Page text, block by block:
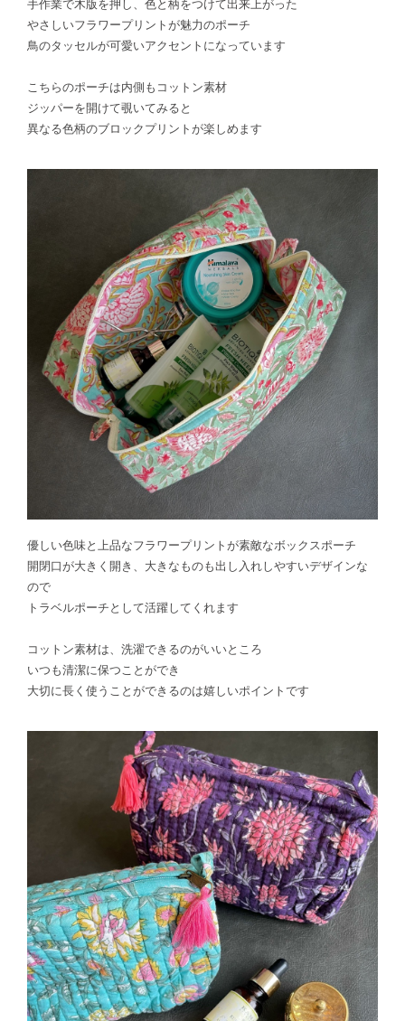
手作業で木版を押し、色と柄をつけて出来上がった
やさしいフラワープリントが魅力のポーチ
鳥のタッセルが可愛いアクセントになっています
こちらのポーチは内側もコットン素材
ジッパーを開けて覗いてみると
異なる色柄のブロックプリントが楽しめます
優しい色味と上品なフラワープリントが素敵なボックスポーチ
開閉口が大きく開き、大きなものも出し入れしやすいデザインな
ので
トラベルポーチとして活躍してくれます
コットン素材は、洗濯できるのがいいところ
いつも清潔に保つことができ
大切に長く使うことができるのは嬉しいポイントです